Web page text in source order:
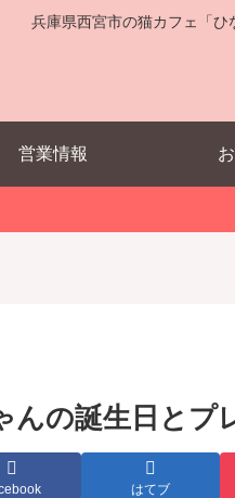
兵庫県西宮市の猫カフェ「ひ
営業情報
の誕生日とプ
はてブ